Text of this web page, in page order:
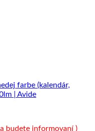
farbe (kalendár,
| Avide
budete informovaní )